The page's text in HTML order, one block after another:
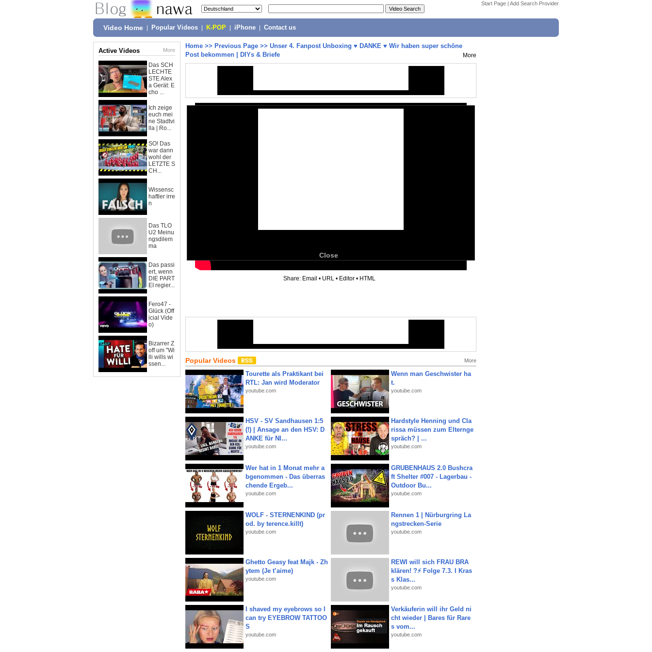
Start Page | Add Search Provider
Video Home Popular Videos K-POP iPhone Contact us
Active Videos More
Das SCH
LECHTE
STE Alex
a Gerät: E
cho ...
Ich zeige
euch mei
ne Stadtvi
lla | Ro...
SO! Das
war dann
wohl der
LETZTE S
CH...
Wissensc
haftler irre
n
Das TLO
U2 Meinu
ngsdilem
ma
Das passi
ert, wenn
DIE PART
EI regier...
Fero47 -
Glück (Off
icial Vide
o)
Bizarrer Z
off um "Wi
lli wills wi
ssen...
Home >> Previous Page >> Unser 4. Fanpost Unboxing ♥ DANKE ♥ Wir haben super schöne
Post bekommen | DIYs & Briefe
More
Close
Share: Email • URL • Editor • HTML
Popular Videos More
Tourette als Praktikant bei
RTL: Jan wird Moderator
youtube.com
Wenn man Geschwister ha
t.
youtube.com
HSV - SV Sandhausen 1:5
(!) | Ansage an den HSV: D
ANKE für NI...
youtube.com
Hardstyle Henning und Cla
rissa müssen zum Elternge
spräch? | ...
youtube.com
Wer hat in 1 Monat mehr a
bgenommen - Das überras
chende Ergeb...
youtube.com
GRUBENHAUS 2.0 Bushcra
ft Shelter #007 - Lagerbau -
Outdoor Bu...
youtube.com
WOLF - STERNENKIND (pr
od. by terence.killt)
youtube.com
Rennen 1 | Nürburgring La
ngstrecken-Serie
youtube.com
Ghetto Geasy feat Majk - Zh
ytem (Je t’aime)
youtube.com
REWI will sich FRAU BRA
klären! ?⚡️ Folge 7.3. I Kras
s Klas...
youtube.com
I shaved my eyebrows so I
can try EYEBROW TATTOO
S
youtube.com
Verkäuferin will ihr Geld ni
cht wieder | Bares für Rare
s vom...
youtube.com